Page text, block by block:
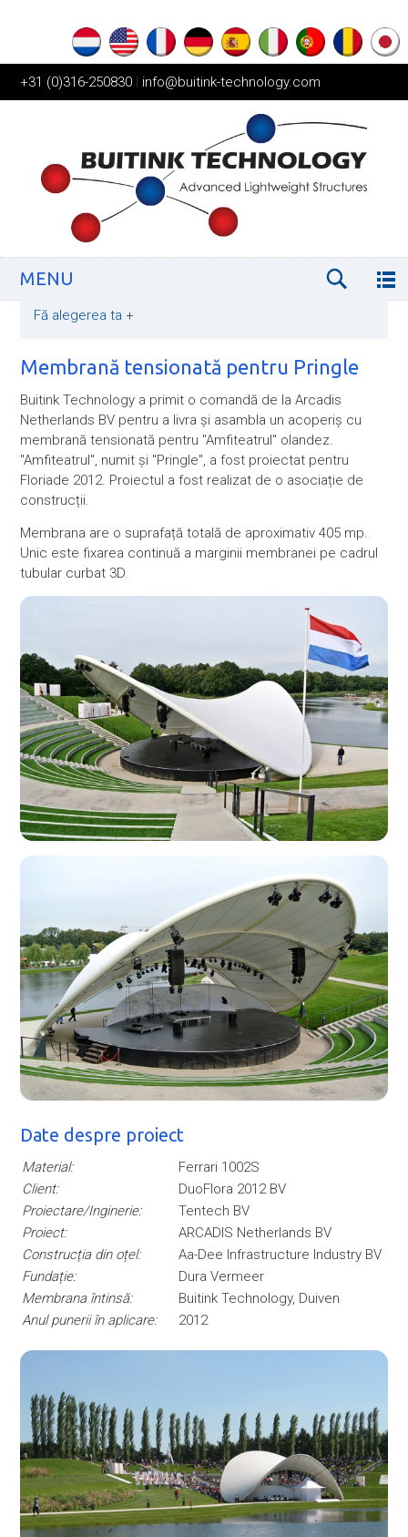
+31 (0)316-250830 | info@buitink-technology.com
MENU
Fă alegerea ta +
Membrană tensionată pentru Pringle
Buitink Technology a primit o comandă de la Arcadis
Netherlands BV pentru a livra și asambla un acoperiș cu
membrană tensionată pentru "Amfiteatrul" olandez.
"Amfiteatrul", numit și "Pringle", a fost proiectat pentru
Floriade 2012. Proiectul a fost realizat de o asociație de
construcții.
Membrana are o suprafață totală de aproximativ 405 mp.
Unic este fixarea continuă a marginii membranei pe cadrul
tubular curbat 3D.
Date despre proiect
Material:
Ferrari 1002S
Client:
DuoFlora 2012 BV
Proiectare/Inginerie:
Tentech BV
Proiect:
ARCADIS Netherlands BV
Construcția din oțel:
Aa-Dee Infrastructure Industry BV
Fundație:
Dura Vermeer
Membrana întinsă:
Buitink Technology, Duiven
Anul punerii în aplicare:
2012